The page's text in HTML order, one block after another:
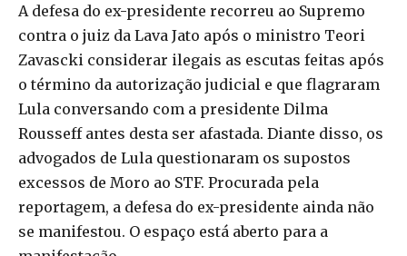
A defesa do ex-presidente recorreu ao Supremo
contra o juiz da Lava Jato após o ministro Teori
Zavascki considerar ilegais as escutas feitas após
o término da autorização judicial e que flagraram
Lula conversando com a presidente Dilma
Rousseff antes desta ser afastada. Diante disso, os
advogados de Lula questionaram os supostos
excessos de Moro ao STF. Procurada pela
reportagem, a defesa do ex-presidente ainda não
se manifestou. O espaço está aberto para a